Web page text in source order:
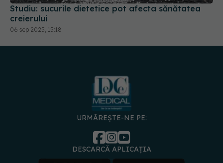
Studiu: sucurile dietetice pot afecta sănătatea
creierului
06 sep 2025, 15:18
URMĂREȘTE-NE PE:
DESCARCĂ APLICAȚIA